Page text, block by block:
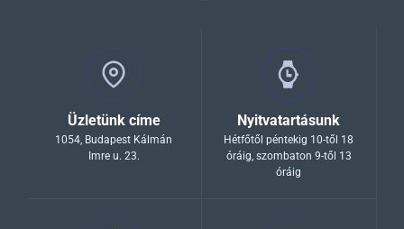
Üzletünk címe
1054, Budapest Kálmán
Imre u. 23.
Nyitvatartásunk
Hétfőtől péntekig 10-től 18
óráig, szombaton 9-től 13
óráig